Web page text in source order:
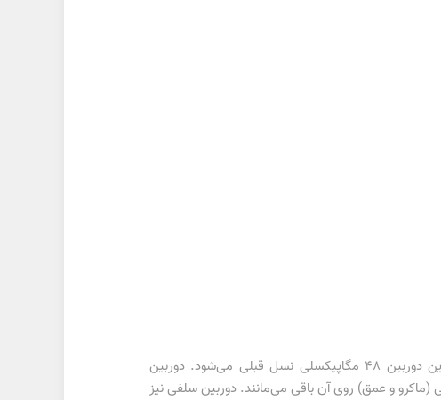
تغییرات در بخش دوربین ادامه دارد. دوربین اصلی دارای سنسور 50 مگاپیکسلی و دیافراگم f/1.8 است که جایگزین دوربین 48 مگاپیکسلی نسل قبلی می‌شود. دوربین
(نسبت به نمونه 8 مگاپیکسلی سال پیش) کاهش می‌یابد و ۲ دوربین 2 مگاپیکسلی (ماکرو و عمق) روی آن باقی می‌مانند. دوربین سلفی نیز